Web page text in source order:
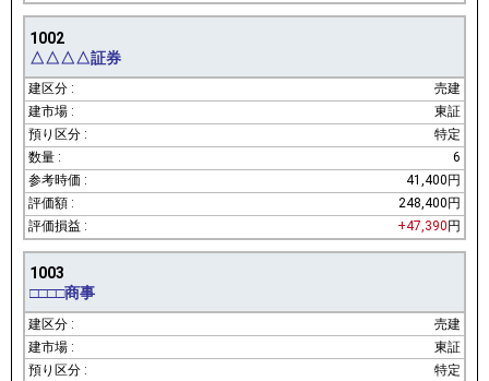
1002
△△△△証券
売建
東証
特定
6
41,400円
248,400円
+47,390 円
1003
□□□□商事
売建
東証
特定